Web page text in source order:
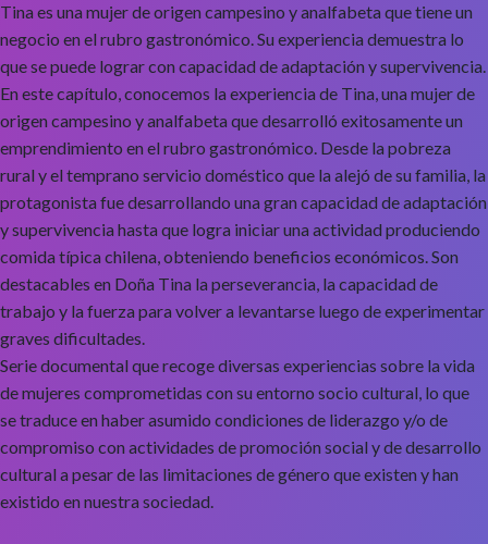
Tina es una mujer de origen campesino y analfabeta que tiene un
negocio en el rubro gastronómico. Su experiencia demuestra lo
que se puede lograr con capacidad de adaptación y supervivencia.
En este capítulo, conocemos la experiencia de Tina, una mujer de
origen campesino y analfabeta que desarrolló exitosamente un
emprendimiento en el rubro gastronómico. Desde la pobreza
rural y el temprano servicio doméstico que la alejó de su familia, la
protagonista fue desarrollando una gran capacidad de adaptación
y supervivencia hasta que logra iniciar una actividad produciendo
comida típica chilena, obteniendo beneficios económicos. Son
destacables en Doña Tina la perseverancia, la capacidad de
trabajo y la fuerza para volver a levantarse luego de experimentar
graves dificultades.
Serie documental que recoge diversas experiencias sobre la vida
de mujeres comprometidas con su entorno socio cultural, lo que
se traduce en haber asumido condiciones de liderazgo y/o de
compromiso con actividades de promoción social y de desarrollo
cultural a pesar de las limitaciones de género que existen y han
existido en nuestra sociedad.